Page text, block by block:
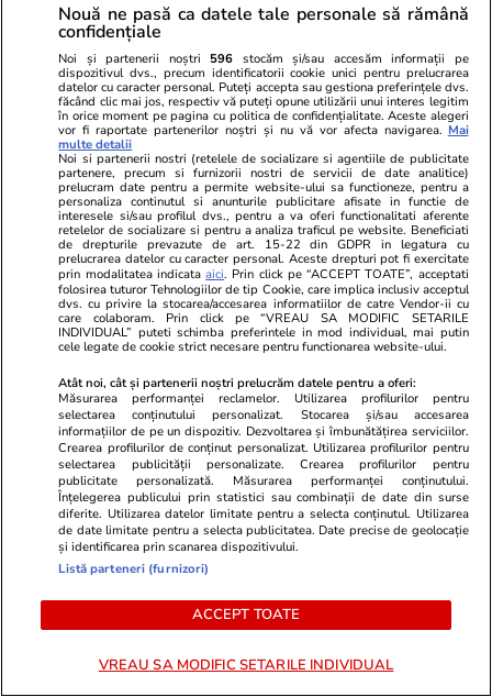
jaloanele PNRR și Acordul SAFE: „Accesul
României la fondurile europene rămâne
garantat”
Știri Externe 04 aug.
Contre la Bruxelles după criza din Ceuta:
planul Spaniei de a legaliza migranții divizează
Uniunea Europeană
Citește mai multe
TRENDING
Horoscop 04 aug.
Horoscop 5 august 2026. Vărsătorii au nevoie
de abordări mai creative, mai relaxate în
subiectele legate de câștiguri, venituri și
cheltuieli
Știri România 04 aug.
Dunărea a ajuns un pârâu la Corabia, cu apă
Nouă ne pasă ca datele tale personale să rămână
confidențiale
Noi și partenerii noștri 596 stocăm și/sau accesăm informații pe
dispozitivul dvs., precum identificatorii cookie unici pentru prelucrarea
datelor cu caracter personal. Puteți accepta sau gestiona preferințele dvs.
făcând clic mai jos, respectiv vă puteți opune utilizării unui interes legitim
în orice moment pe pagina cu politica de confidențialitate. Aceste alegeri
vor fi raportate partenerilor noștri și nu vă vor afecta navigarea. Mai
multe detalii
Noi si partenerii nostri (retelele de socializare si agentiile de publicitate
partenere, precum si furnizorii nostri de servicii de date analitice)
prelucram date pentru a permite website-ului sa functioneze, pentru a
personaliza continutul si anunturile publicitare afisate in functie de
interesele si/sau profilul dvs., pentru a va oferi functionalitati aferente
retelelor de socializare si pentru a analiza traficul pe website. Beneficiati
de drepturile prevazute de art. 15-22 din GDPR in legatura cu
prelucrarea datelor cu caracter personal. Aceste drepturi pot fi exercitate
prin modalitatea indicataaici. Prin click pe “ACCEPT TOATE”, acceptati
folosirea tuturor Tehnologiilor de tip Cookie, care implica inclusiv acceptul
dvs. cu privire la stocarea/accesarea informatiilor de catre Vendor-ii cu
care colaboram. Prin click pe “VREAU SA MODIFIC SETARILE
INDIVIDUAL” puteti schimba preferintele in mod individual, mai putin
cele legate de cookie strict necesare pentru functionarea website-ului.
Atât noi, cât și partenerii noștri prelucrăm datele pentru a oferi:
Măsurarea performanței reclamelor. Utilizarea profilurilor pentru
selectarea conținutului personalizat. Stocarea și/sau accesarea
informațiilor de pe un dispozitiv. Dezvoltarea și îmbunătățirea serviciilor.
Crearea profilurilor de conținut personalizat. Utilizarea profilurilor pentru
selectarea publicității personalizate. Crearea profilurilor pentru
publicitate personalizată. Măsurarea performanței conținutului.
Înțelegerea publicului prin statistici sau combinații de date din surse
diferite. Utilizarea datelor limitate pentru a selecta conținutul. Utilizarea
de date limitate pentru a selecta publicitatea. Date precise de geolocație
și identificarea prin scanarea dispozitivului.
Listă parteneri (furnizori)
ACCEPT TOATE
VREAU SA MODIFIC SETARILE INDIVIDUAL